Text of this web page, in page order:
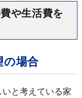
や生活費を
の場合
と考えている家